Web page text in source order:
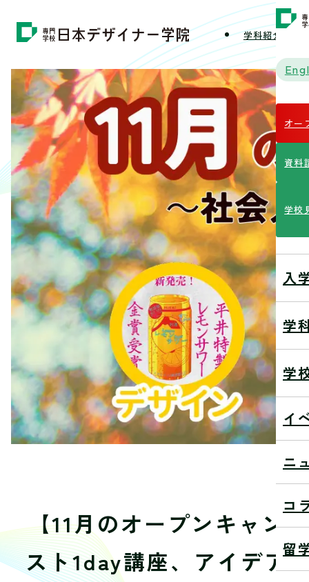
学科紹介
オー
資料
学校
入
学
学
イ
ニ
コ
留
【11月のオープンキャン
スト1day講座、アイデア